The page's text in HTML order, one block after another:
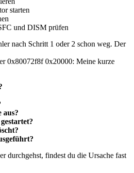
starten
und DISM prüfen
nach Schritt 1 oder 2 schon weg. Der
0x80072f8f 0x20000: Meine kurze
aus?
durchgehst, findest du die Ursache fast